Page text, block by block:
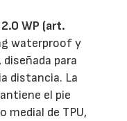
WP (art.
waterproof y
para
distancia. La
el pie
medial de TPU,